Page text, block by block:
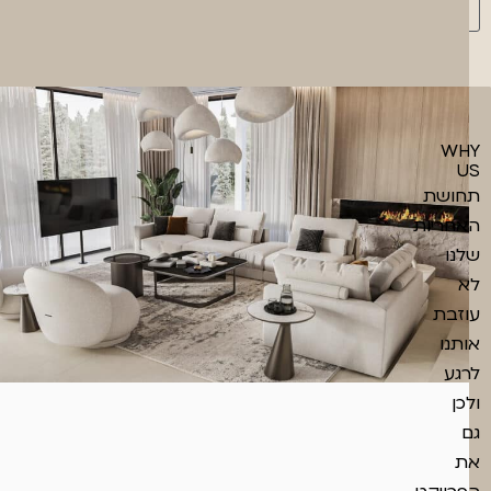
WHY
US
תחושת
האחריות
שלנו
לא
עוזבת
אותנו
לרגע
ולכן
גם
את